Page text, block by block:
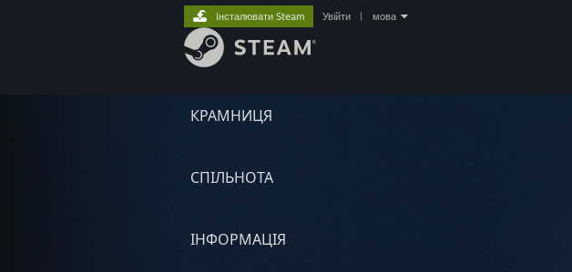
КРАМНИЦЯ
СПІЛЬНОТА
ІНФОРМАЦІЯ
Інсталювати Steam Увійти мова